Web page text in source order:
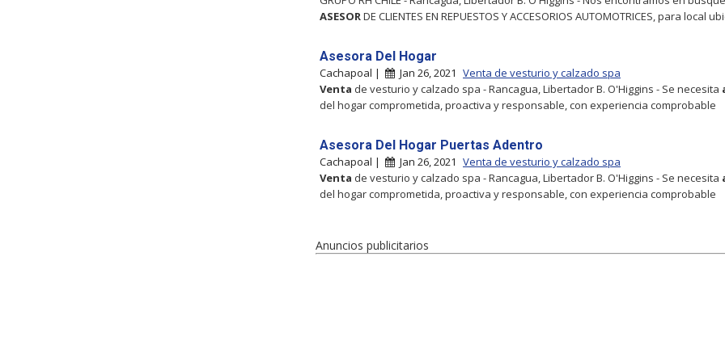
ASESORDE CLIENTES EN REPUESTOS Y ACCESORIOS AUTOMOTRICES, para local
Asesora Del Hogar
Cachapoal | Jan 26, 2021 Venta de vesturio y calzado spa
Venta de vesturio y calzado spa - Rancagua, Libertador B. O'Higgins - Se necesita
del hogar comprometida, proactiva y responsable, con experiencia comprobable
Asesora Del Hogar Puertas Adentro
Cachapoal | Jan 26, 2021 Venta de vesturio y calzado spa
Venta de vesturio y calzado spa - Rancagua, Libertador B. O'Higgins - Se necesita
del hogar comprometida, proactiva y responsable, con experiencia comprobable
Anuncios publicitarios